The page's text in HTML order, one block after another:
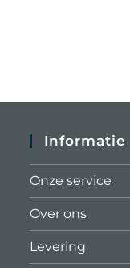
Informatie
Onze service
Over ons
Levering